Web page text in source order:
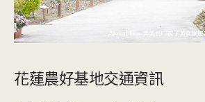
花蓮農好基地交通資訊